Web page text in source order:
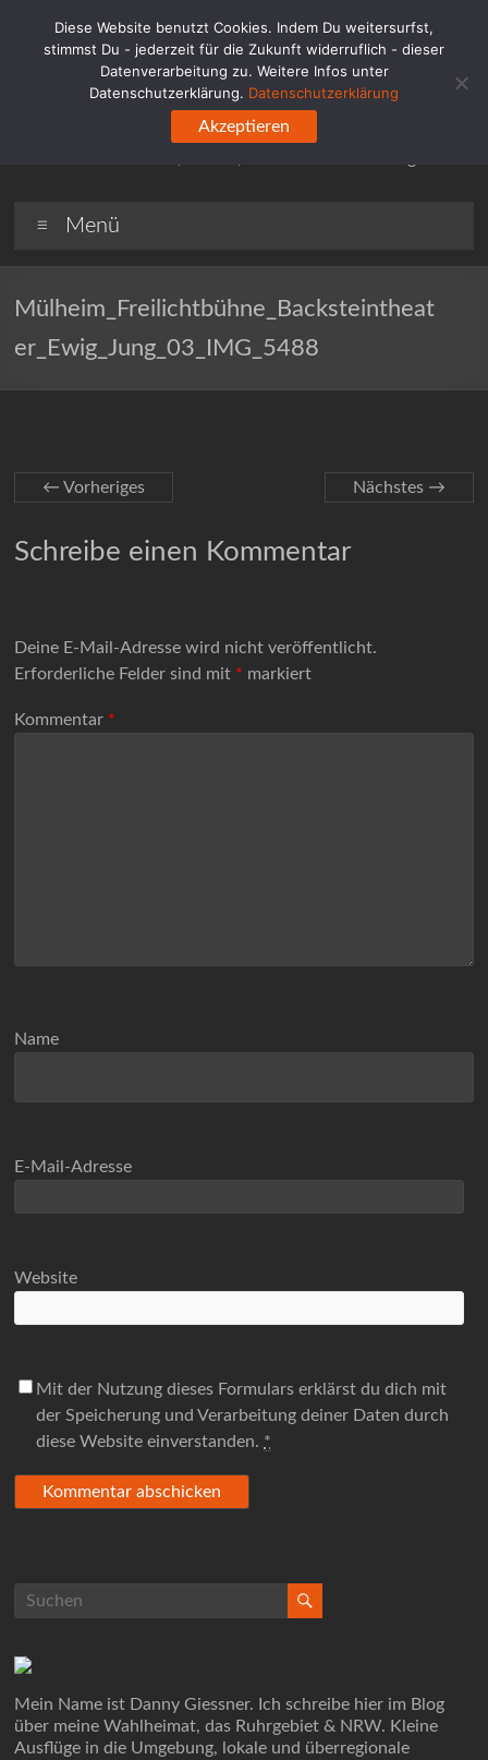
springen
Wahlheimat.Ruhr
Blog für und über das Ruhrgebiet. (Industrie-) Kultur im
Menü
Mülheim_Freilichtbühne_Backsteintheat
er_Ewig_Jung_03_IMG_5488
← Vorheriges Nächstes →
Schreibe einen Kommentar
Deine E-Mail-Adresse wird nicht veröffentlicht.
Erforderliche Felder sind mit * markiert
Kommentar *
Name
E-Mail-Adresse
Website
Mit der Nutzung dieses Formulars erklärst du dich mit
der Speicherung und Verarbeitung deiner Daten durch
diese Website einverstanden. *
Mein Name ist Danny Giessner. Ich schreibe hier im Blog
über meine Wahlheimat, das Ruhrgebiet & NRW. Kleine
Ausflüge in die Umgebung, lokale und überregionale
Diese Website benutzt Cookies. Indem Du weitersurfst,
stimmst Du - jederzeit für die Zukunft widerruflich - dieser
Datenverarbeitung zu. Weitere Infos unter
Datenschutzerklärung. Datenschutzerklärung
Akzeptieren